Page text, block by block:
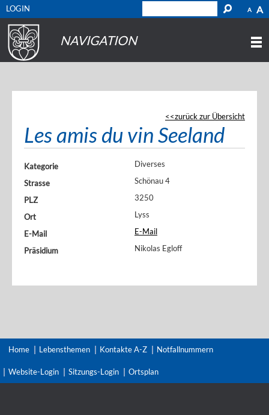
A A
LOGIN
NAVIGATION
zurück zur Übersicht
Les amis du vin Seeland
Kategorie
Diverses
Strasse
Schönau 4
PLZ
3250
Ort
Lyss
E-Mail
E-Mail
Präsidium
Nikolas Egloff
Home Lebensthemen Kontakte A-Z Notfallnummern
Website-Login Sitzungs-Login Ortsplan